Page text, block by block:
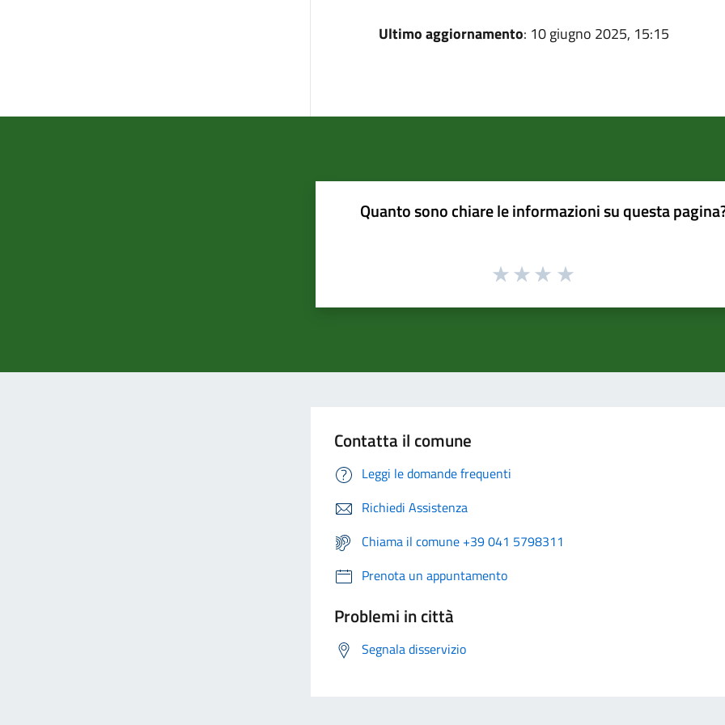
Ultimo aggiornamento: 10 giugno 2025, 15:15
Quanto sono chiare le informazioni su questa
Contatta il comune
Leggi le domande frequenti
Richiedi Assistenza
Chiama il comune +39 041 5798311
Prenota un appuntamento
Problemi in città
Segnala disservizio